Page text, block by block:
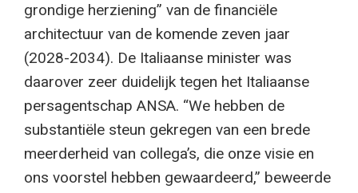
grondige herziening” van de financiële
architectuur van de komende zeven jaar
(2028-2034). De Italiaanse minister was
daarover zeer duidelijk tegen het Italiaanse
persagentschap ANSA. “We hebben de
substantiële steun gekregen van een brede
meerderheid van collega’s, die onze visie en
ons voorstel hebben gewaardeerd,” beweerde